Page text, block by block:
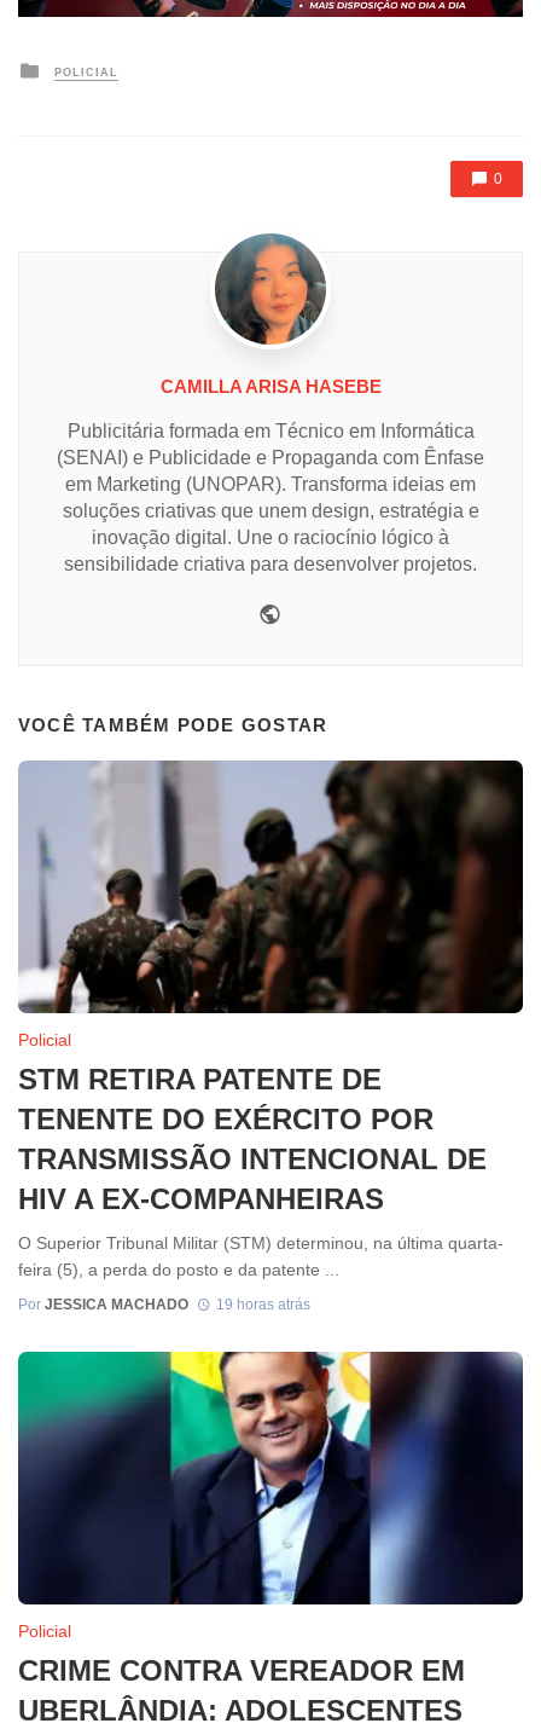
Posted
in
POLICIAL
0
CAMILLA ARISA HASEBE
Publicitária formada em Técnico em Informática
(SENAI) e Publicidade e Propaganda com Ênfase
em Marketing (UNOPAR). Transforma ideias em
soluções criativas que unem design, estratégia e
inovação digital. Une o raciocínio lógico à
sensibilidade criativa para desenvolver projetos.
VOCÊ TAMBÉM PODE GOSTAR
Policial
STM RETIRA PATENTE DE
TENENTE DO EXÉRCITO POR
TRANSMISSÃO INTENCIONAL DE
HIV A EX-COMPANHEIRAS
O Superior Tribunal Militar (STM) determinou, na última quarta-
feira (5), a perda do posto e da patente ...
Por JESSICA MACHADO 19 horas atrás
Policial
CRIME CONTRA VEREADOR EM
UBERLÂNDIA: ADOLESCENTES